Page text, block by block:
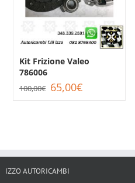
Kit Frizione Valeo
786006
100,00€ Il
prezzo
65,00€Il
prezzo
IZZO AUTORICAMBI